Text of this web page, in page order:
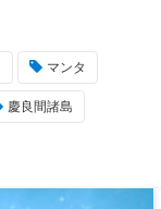
マンタ
慶良間諸島